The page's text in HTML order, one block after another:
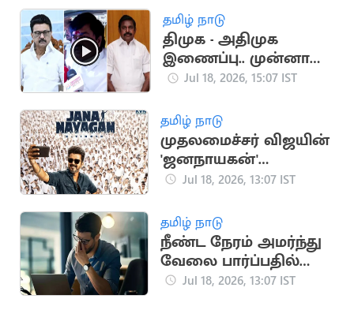
கோடி இழப்பீடு
தமிழ் நாடு
திமுக - அதிமுக
இணைப்பு.. முன்னாள்
அமைச்சர் ராஜேந்திர
Jul 18, 2026, 15:07 IST
தமிழ் நாடு
முதலமைச்சர் விஜயின்
'ஜனநாயகன்'
படத்திற்கான
தொடங்கியது
Jul 18, 2026, 13:07 IST
தமிழ் நாடு
நீண்ட நேரம் அமர்ந்து
வேலை பார்ப்பதில்
மறைந்திருக்கும்
Jul 18, 2026, 13:07 IST